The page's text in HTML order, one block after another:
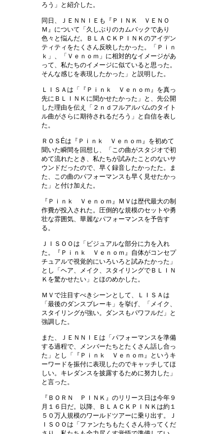
ろう」と紹介した。
同日、ＪＥＮＮＩＥも『ＰＩＮＫ ＶＥＮＯ
Ｍ』について「久しぶりのカムバックであり
色々と悩んだ。ＢＬＡＣＫＰＩＮＫのアイデン
ティティをたくさん反映したかった。「Ｐｉｎ
ｋ」、「Ｖｅｎｏｍ」に相対的なイメージがあ
って、私たちのイメージに似ていると思った。
そんな感じを表現したかった」と説明した。
ＬＩＳＡは「『Ｐｉｎｋ Ｖｅｎｏｍ』を真っ
先にＢＬＩＮＫに聞かせたかった」と、先公開
した理由を伝え「２ｎｄフルアルバムのタイト
ル曲がさらに期待されるだろう」と自信を表し
た。
ＲＯＳÉは『Ｐｉｎｋ Ｖｅｎｏｍ』を初めて
聞いた瞬間を回想し、「この曲がスタジオで初
めて流れたとき、私たちが試みたことのないサ
ウンドだったので、早く録音したかったた。ま
た、この曲のパフォーマンスも早く見せたかっ
た」と付け加えた。
『Ｐｉｎｋ Ｖｅｎｏｍ』ＭＶは歴代最大の制
作費が投入された。圧倒的な規模のセットや勇
壮な雰囲気、華麗なパフォーマンスを予告す
る。
ＪＩＳＯＯは「ビジュアルな部分に力を入れ
た。『Ｐｉｎｋ Ｖｅｎｏｍ』自体がコンセプ
チュアルで視覚的にいろいろと試みたかった」
とし「ヘア、メイク、スタイリングでＢＬＩＮ
Ｋを驚かせたい」とほのめかした。
ＭＶで注目すべきシーンとして、ＬＩＳＡは
「最後のダンスブレーキ」を挙げ、「メイク、
スタイリングが強い。ダンスもパワフルだ」と
強調した。
また、ＪＥＮＮＩＥは「パフォーマンスを準備
する過程で、メンバーたちとたくさん話し合っ
た」とし「『Ｐｉｎｋ Ｖｅｎｏｍ』というキ
ーワードを振付に表現したのでキャッチしてほ
しい。キレダンスを披露するために努力した」
と言った。
『ＢＯＲＮ ＰＩＮＫ』のリリース日は今年９
月１６日だ。以降、ＢＬＡＣＫＰＩＮＫは約１
５０万人規模のワールドツアーに乗り出す。Ｊ
ＩＳＯＯは「ファンたちもたくさん待ってくだ